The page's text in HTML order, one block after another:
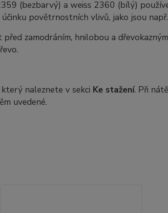
(bezbarvý) a weiss 2360 (bílý)
povětrnostních vlivů, jako jsou
zamodráním, hnilobou a
naleznete v sekci Ke stažení. Při
uvedené.